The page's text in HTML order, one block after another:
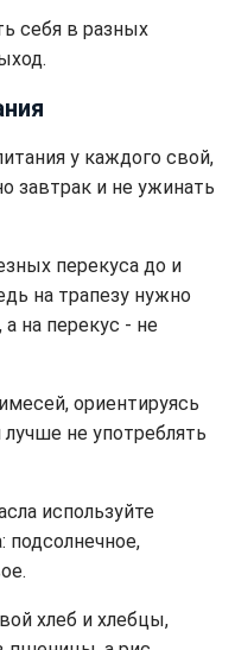
себя в разных
у каждого свой,
завтрак и не ужинать
перекуса до и
на трапезу нужно
на перекус - не
ориентируясь
не употреблять
используйте
подсолнечное,
хлеб и хлебцы,